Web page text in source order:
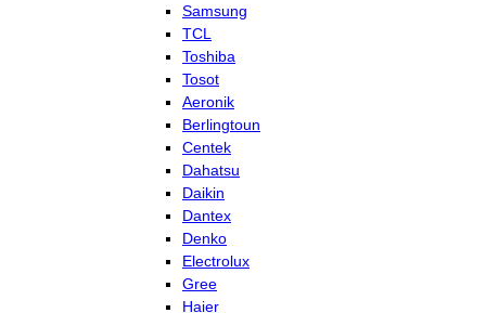
Samsung
TCL
Toshiba
Tosot
Aeronik
Berlingtoun
Centek
Dahatsu
Daikin
Dantex
Denko
Electrolux
Gree
Haier